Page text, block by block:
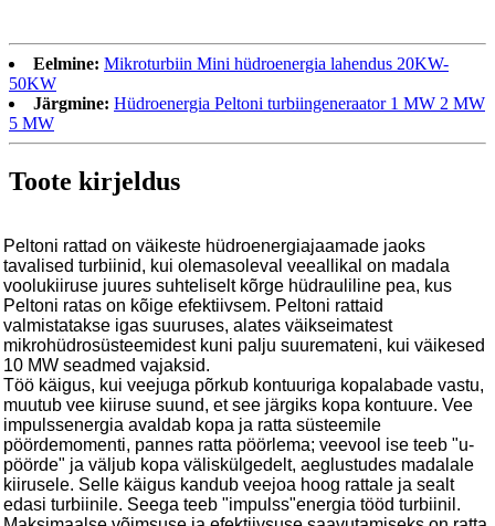
Eelmine: Mikroturbiin Mini hüdroenergia lahendus 20KW-
50KW
Järgmine: Hüdroenergia Peltoni turbiingeneraator 1 MW 2 MW
5 MW
Toote kirjeldus
Peltoni rattad on väikeste hüdroenergiajaamade jaoks
tavalised turbiinid, kui olemasoleval veeallikal on madala
voolukiiruse juures suhteliselt kõrge hüdrauliline pea, kus
Peltoni ratas on kõige efektiivsem. Peltoni rattaid
valmistatakse igas suuruses, alates väikseimatest
mikrohüdrosüsteemidest kuni palju suuremateni, kui väikesed
10 MW seadmed vajaksid.
Töö käigus, kui veejuga põrkub kontuuriga kopalabade vastu,
muutub vee kiiruse suund, et see järgiks kopa kontuure. Vee
impulssenergia avaldab kopa ja ratta süsteemile
pöördemomenti, pannes ratta pöörlema; veevool ise teeb "u-
pöörde" ja väljub kopa väliskülgedelt, aeglustudes madalale
kiirusele. Selle käigus kandub veejoa hoog rattale ja sealt
edasi turbiinile. Seega teeb "impulss"energia tööd turbiinil.